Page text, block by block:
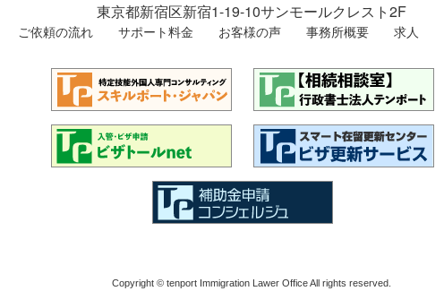
東京都新宿区新宿1-19-10サンモールクレスト2F
ご依頼の流れ サポート料金 お客様の声 事務所概要 求人
Copyright © tenport Immigration Lawer Office All rights reserved.